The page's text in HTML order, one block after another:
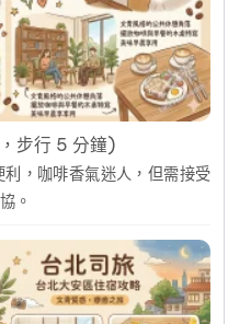
步行 5 分鐘)
，咖啡香氣迷人，但需接受
。